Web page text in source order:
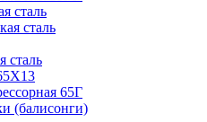
сталь
сталь
сталь
65Г
(балисонги)